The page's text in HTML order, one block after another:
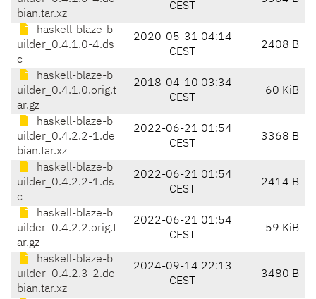
bian.tar.xz
CEST
haskell-blaze-b
uilder_0.4.1.0-4.ds
c
2020-05-31 04:14
CEST
2408 B
haskell-blaze-b
uilder_0.4.1.0.orig.t
ar.gz
2018-04-10 03:34
CEST
60 KiB
haskell-blaze-b
uilder_0.4.2.2-1.de
bian.tar.xz
2022-06-21 01:54
CEST
3368 B
haskell-blaze-b
uilder_0.4.2.2-1.ds
c
2022-06-21 01:54
CEST
2414 B
haskell-blaze-b
uilder_0.4.2.2.orig.t
ar.gz
2022-06-21 01:54
CEST
59 KiB
haskell-blaze-b
uilder_0.4.2.3-2.de
bian.tar.xz
2024-09-14 22:13
CEST
3480 B